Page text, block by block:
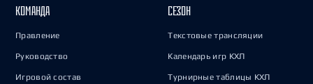
КОМАНДА
Правление
Руководство
Игровой состав
СЕЗОН
Текстовые трансляции
Календарь игр КХЛ
Турнирные таблицы КХЛ